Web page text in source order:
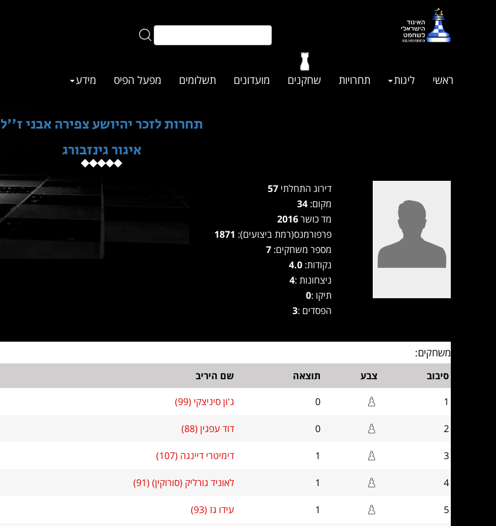
ראשי ליגות תחרויות שחקנים מועדונים תשלומים מפעל הפיס מידע
תחרות לזכר יהיושע צפירה אבני ז''ל
איגור גינזבורג
דירוג התחלתי 57
מקום: 34
מד כושר2016
פרפורמנס(רמת ביצועים):
מספר משחקים: 7
נקודות:4.0
ניצחונות :4
תיקו :0
הפסדים :3
משחקים:
סיבוב צבע תוצאה שם היריב
1
0 ג'ון סיניצקי (99)
2
0 דוד עפגין (88)
3
1 דימיטרי דיינגה (107)
4
1 לאוניד גורליק (סורוקין) (91)
5
1 עידו גז (93)